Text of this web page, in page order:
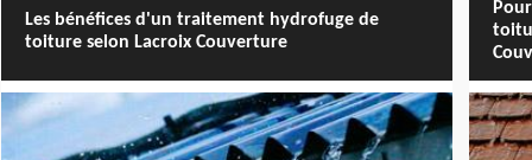
Les bénéfices d'un traitement hydrofuge de
toiture selon Lacroix Couverture